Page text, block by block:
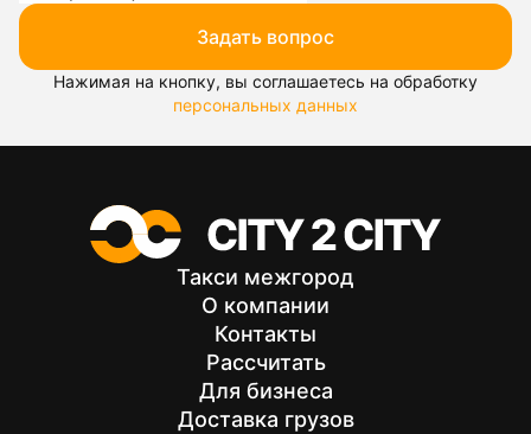
Задать вопрос
Нажимая на кнопку, вы соглашаетесь на обработку
персональных данных
Такси межгород
О компании
Контакты
Рассчитать
Для бизнеса
Доставка грузов